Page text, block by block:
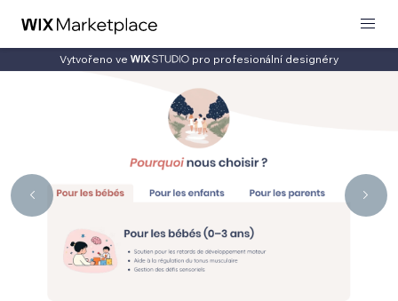
Vytvořeno ve pro profesionální designéry